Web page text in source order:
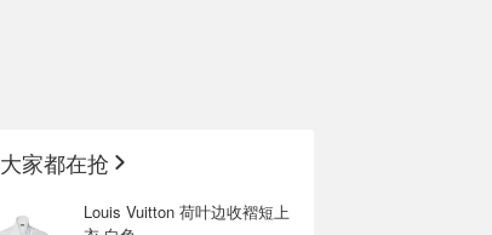
大家都在抢
Louis Vuitton 荷叶边收褶短上